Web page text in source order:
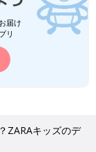
届け
リ
ZARAキッズのデ